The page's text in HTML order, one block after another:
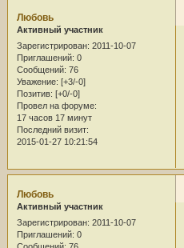
Любовь
Активный участник
Зарегистрирован: 2011-10-07
Приглашений: 0
Сообщений: 76
Уважение: [+3/-0]
Позитив: [+0/-0]
Провел на форуме:
17 часов 17 минут
Последний визит:
2015-01-27 10:21:54
Любовь
Активный участник
Зарегистрирован: 2011-10-07
Приглашений: 0